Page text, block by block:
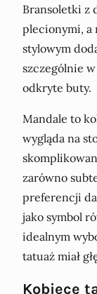
Bransoletki z
plecionymi, a
stylowym
szczególnie
odkryte buty.
Mandale to
wygląda na
zarówno
preferencji
jako symbol
idealnym
tatuaż miał
Kobiece